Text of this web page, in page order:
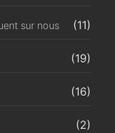
sur nous (11)
(19)
(16)
(2)